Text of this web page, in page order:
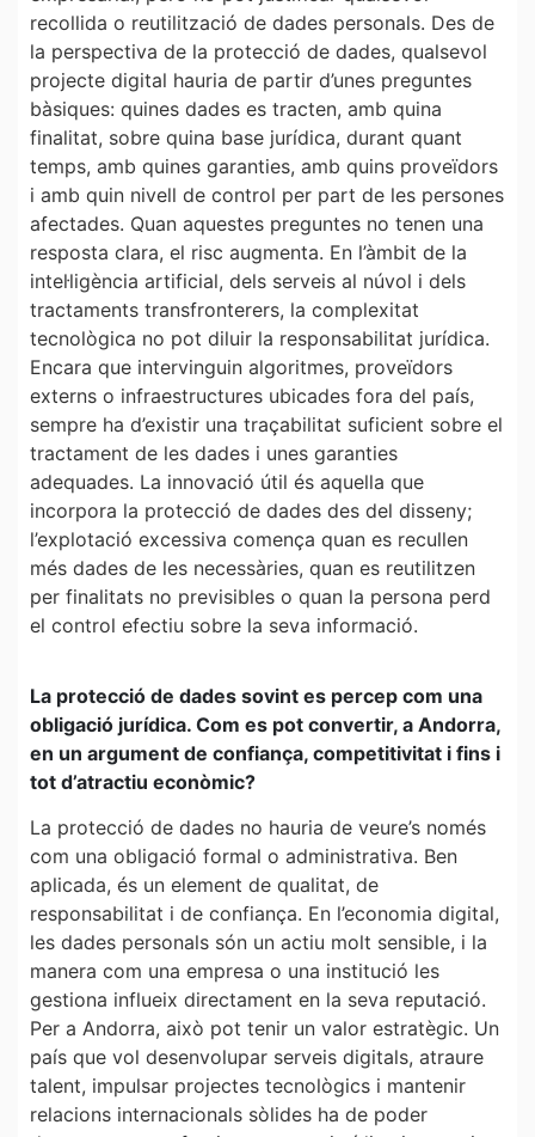
recollida o reutilització de dades personals. Des de
la perspectiva de la protecció de dades, qualsevol
projecte digital hauria de partir d’unes preguntes
bàsiques: quines dades es tracten, amb quina
finalitat, sobre quina base jurídica, durant quant
temps, amb quines garanties, amb quins proveïdors
i amb quin nivell de control per part de les persones
afectades. Quan aquestes preguntes no tenen una
resposta clara, el risc augmenta. En l’àmbit de la
intel·ligència artificial, dels serveis al núvol i dels
tractaments transfronterers, la complexitat
tecnològica no pot diluir la responsabilitat jurídica.
Encara que intervinguin algoritmes, proveïdors
externs o infraestructures ubicades fora del país,
sempre ha d’existir una traçabilitat suficient sobre el
tractament de les dades i unes garanties
adequades. La innovació útil és aquella que
incorpora la protecció de dades des del disseny;
l’explotació excessiva comença quan es recullen
més dades de les necessàries, quan es reutilitzen
per finalitats no previsibles o quan la persona perd
el control efectiu sobre la seva informació.
La protecció de dades sovint es percep com una
obligació jurídica. Com es pot convertir, a Andorra,
en un argument de confiança, competitivitat i fins i
tot d’atractiu econòmic?
La protecció de dades no hauria de veure’s només
com una obligació formal o administrativa. Ben
aplicada, és un element de qualitat, de
responsabilitat i de confiança. En l’economia digital,
les dades personals són un actiu molt sensible, i la
manera com una empresa o una institució les
gestiona influeix directament en la seva reputació.
Per a Andorra, això pot tenir un valor estratègic. Un
país que vol desenvolupar serveis digitals, atraure
talent, impulsar projectes tecnològics i mantenir
relacions internacionals sòlides ha de poder